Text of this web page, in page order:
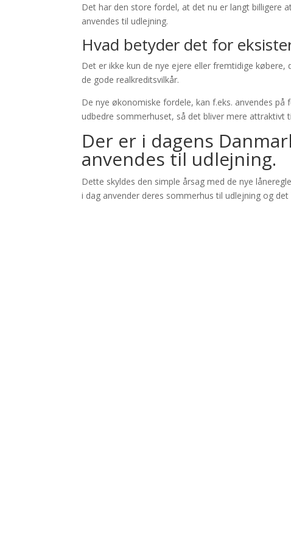
Det har den store fordel, at det nu er langt billigere
anvendes til udlejning.
Hvad betyder det for
Det er ikke kun de nye ejere eller fremtidige
de gode realkreditsvilkår.
De nye økonomiske fordele, kan f.eks. anvendes
udbedre sommerhuset, så det bliver mere attraktivt
Der er i dagens
anvendes til udlejning.
Dette skyldes den simple årsag med de nye
i dag anvender deres sommerhus til udlejning og